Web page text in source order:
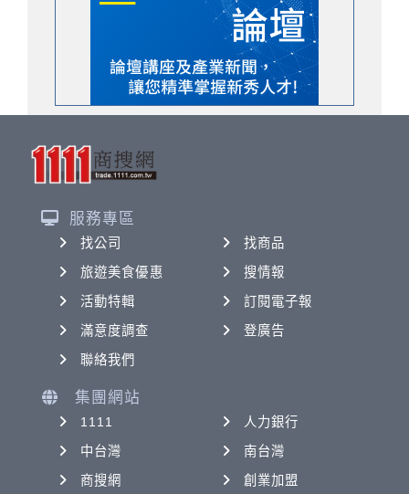
服務專區
找公司
找商品
旅遊美食優惠
搜情報
活動特輯
訂閱電子報
滿意度調查
登廣告
聯絡我們
集團網站
1111
人力銀行
中台灣
南台灣
商搜網
創業加盟